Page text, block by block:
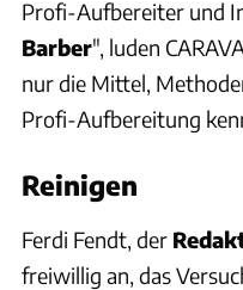
Profi-Aufbereiter und
Barber", luden
nur die Mittel,
Profi-Aufbereitung
Reinigen
Ferdi Fendt, der
freiwillig an, das